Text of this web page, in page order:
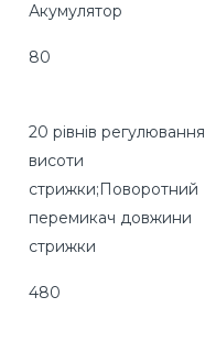
Акумулятор
80
20 рівнів регулювання
висоти
стрижки;Поворотний
перемикач довжини
стрижки
480